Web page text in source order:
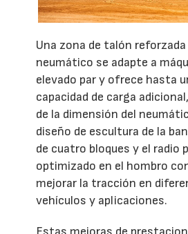
Una zona de talón
neumático se adapte a
elevado par y ofrece hasta
capacidad de carga
de la dimensión del
diseño de escultura de la
de cuatro bloques y el radio
optimizado en el hombro
mejorar la tracción en
vehículos y aplicaciones.